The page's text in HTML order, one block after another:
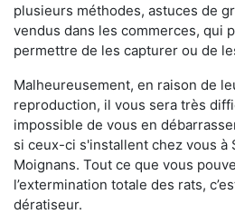
plusieurs méthodes, astuces de
vendus dans les commerces, qui
permettre de les capturer ou de
Malheureusement, en raison de
reproduction, il vous sera très
impossible de vous en
si ceux-ci s'installent chez vous à
Moignans. Tout ce que vous
l’extermination totale des rats,
dératiseur.